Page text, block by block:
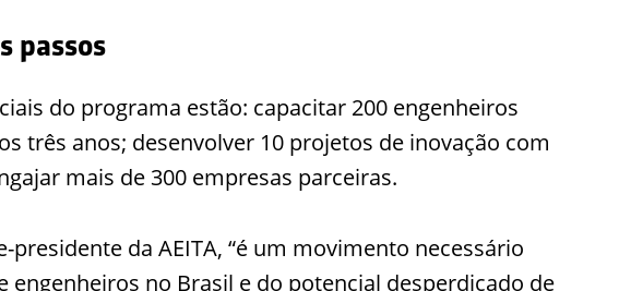
passos
do programa estão: capacitar 200 engenheiros
três anos; desenvolver 10 projetos de inovação com
mais de 300 empresas parceiras.
presidente da AEITA, “é um movimento necessário
engenheiros no Brasil e do potencial desperdiçado de